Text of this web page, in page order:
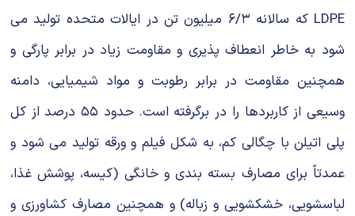
LDPE كه سالانه ۶/۳ میلیون تن در ایالات متحده تولید می
شود به خاطر انعطاف پذیری و مقاومت زیاد در برابر پارگی و
همچنین مقاومت در برابر رطوبت و مواد شیمیایی، دامنه
وسیعی از كاربردها را در برگرفته است. حدود ۵۵ درصد از كل
پلی اتیلن با چگالی كم، به شكل فیلم و ورقه تولید می شود و
عمدتاً برای مصارف بسته بندی و خانگی (كیسه، پوشش غذا،
لباسشویی، خشكشویی و زباله) و همچنین مصارف كشاورزی و